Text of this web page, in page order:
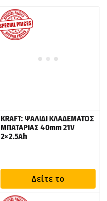
KRAFT: ΨΑΛΙΔΙ ΚΛΑΔΕΜΑΤΟΣ
ΜΠΑΤΑΡΙΑΣ 40mm 21V
2×2.5Ah
Δείτε το